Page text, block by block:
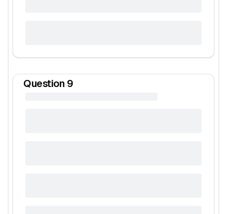
Question 9